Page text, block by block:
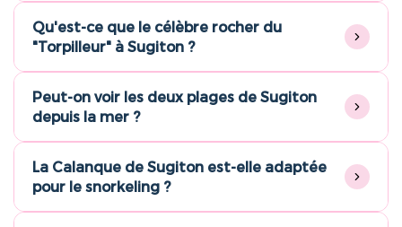
Qu'est-ce que le célèbre rocher du
"Torpilleur" à Sugiton ?
Peut-on voir les deux plages de Sugiton
depuis la mer ?
La Calanque de Sugiton est-elle adaptée
pour le snorkeling ?